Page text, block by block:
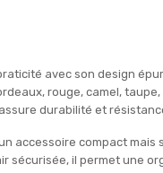
avec son design
rouge, camel,
durabilité et
accessoire compact mais
sécurisée, il permet une